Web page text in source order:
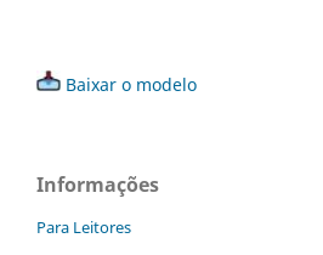
Baixar o modelo
Informações
Para Leitores